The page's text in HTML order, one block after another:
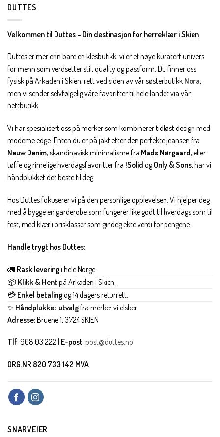
DUTTES
Velkommen til Duttes – Din destinasjon for herreklær i Skien
Duttes er mer enn bare en klesbutikk; vi er et nøye kuratert univers
for menn som verdsetter stil, quality og passform. Du finner oss
fysisk på Arkaden i Skien, rett ved siden av vår søsterbutikk Nora,
men vi sender selvfølgelig våre favoritter til hele landet via vår
nettbutikk.
Vi har spesialisert oss på merker som kombinerer tidløst design med
moderne edge. Enten du er på jakt etter den perfekte jeansen fra
Neuw Denim, skandinavisk minimalisme fra Mads Nørgaard, eller
tøffe og rimelige hverdagsfavoritter fra !Solid ogOnly & Sons, har vi
håndplukket det beste til deg.
Hos Duttes fokuserer vi på den personlige opplevelsen. Vi hjelper deg
med å bygge en garderobe som fungerer like godt til hverdags som til
fest, med klær i prisklasser som gir deg ekte verdi for pengene.
Handle trygt hos Duttes:
🚛 Rask leveringi hele Norge.
📦 Klikk & Hent på Arkaden i Skien.
💳 Enkel betalingog 14 dagers returrett.
✨ Håndplukket utvalgfra merker vi elsker.
Adresse:Bruene 1, 3724 SKIEN
Tlf: 908 03 222 | E-post: post@duttes.no
ORG.NR 820 733 142 MVA
SNARVEIER